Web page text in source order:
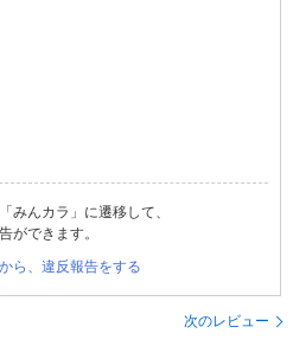
みんカラ」に遷移して、
ができます。
ら、違反報告をする
次のレビュー